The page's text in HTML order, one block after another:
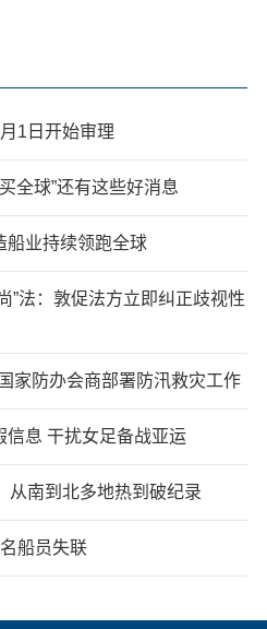
1日开始审理
全球”还有这些好消息
船业持续领跑全球
”法：敦促法方立即纠正歧视性
家防办会商部署防汛救灾工作
信息 干扰女足备战亚运
南到北多地热到破纪录
船员失联